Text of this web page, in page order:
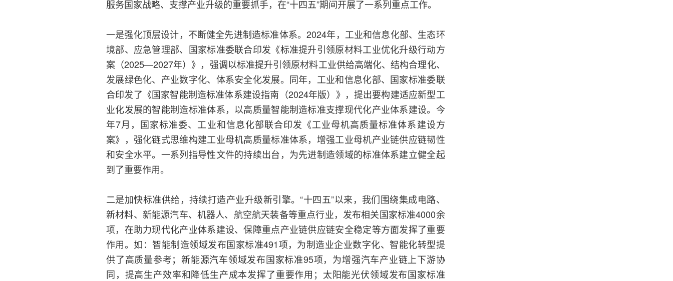
服务国家战略、支撑产业升级的重要抓手，在“十四五”期间开展了一系列重点工作。
一是强化顶层设计，不断健全先进制造标准体系。2024年，工业和信息化部、生态环
境部、应急管理部、国家标准委联合印发《标准提升引领原材料工业优化升级行动方
案（2025—2027年）》，强调以标准提升引领原材料工业供给高端化、结构合理化、
发展绿色化、产业数字化、体系安全化发展。同年，工业和信息化部、国家标准委联
合印发了《国家智能制造标准体系建设指南（2024年版）》，提出要构建适应新型工
业化发展的智能制造标准体系，以高质量智能制造标准支撑现代化产业体系建设。今
年7月，国家标准委、工业和信息化部联合印发《工业母机高质量标准体系建设方
案》，强化链式思维构建工业母机高质量标准体系，增强工业母机产业链供应链韧性
和安全水平。一系列指导性文件的持续出台，为先进制造领域的标准体系建立健全起
到了重要作用。
二是加快标准供给，持续打造产业升级新引擎。“十四五”以来，我们围绕集成电路、
新材料、新能源汽车、机器人、航空航天装备等重点行业，发布相关国家标准4000余
项，在助力现代化产业体系建设、保障重点产业链供应链安全稳定等方面发挥了重要
作用。如：智能制造领域发布国家标准491项，为制造业企业数字化、智能化转型提
供了高质量参考；新能源汽车领域发布国家标准95项，为增强汽车产业链上下游协
同，提高生产效率和降低生产成本发挥了重要作用；太阳能光伏领域发布国家标准